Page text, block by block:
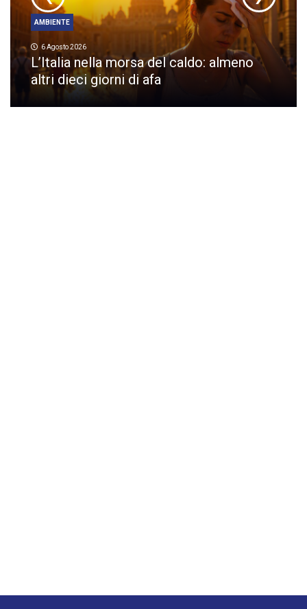
AMBIENTE
6 Agosto 2026
L’Italia nella morsa del caldo: almeno
altri dieci giorni di afa